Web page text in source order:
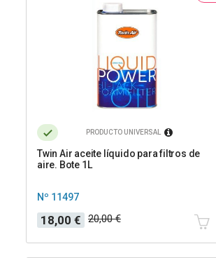
PRODUCTO UNIVERSAL
Twin Air aceite líquido para filtros de
aire. Bote 1L
Nº 11497
Precio
18,00 €
Precio
base
20,00 €